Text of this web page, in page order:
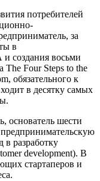
потребителей
за
в
создания восьми
The Four Steps to the
обязательного к
в десятку самых
шести
в разработку
development). В
стартаперов и